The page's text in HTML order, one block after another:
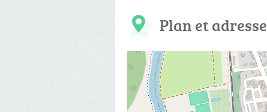
Plan et adresse